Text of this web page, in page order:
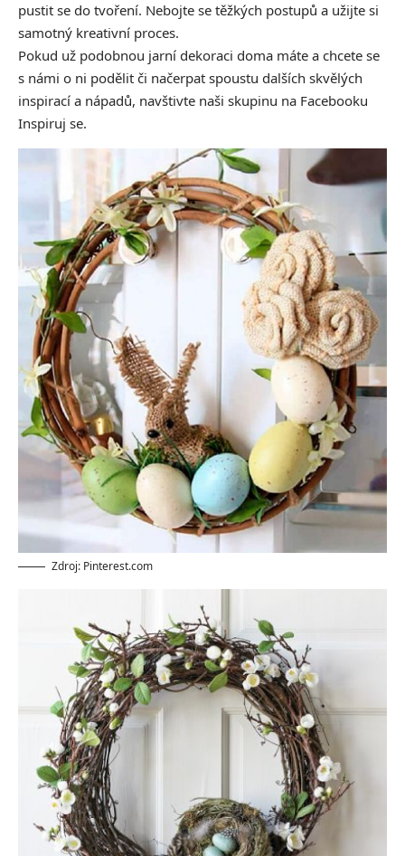
pustit se do tvoření. Nebojte se těžkých postupů a užijte si
samotný kreativní proces.
Pokud už podobnou jarní dekoraci doma máte a chcete se
s námi o ni podělit či načerpat spoustu dalších skvělých
inspirací a nápadů, navštivte naši skupinu na Facebooku
Inspiruj se.
Zdroj: Pinterest.com